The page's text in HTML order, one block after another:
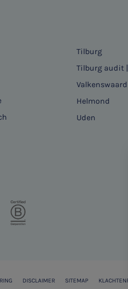
Tilburg
Tilburg audit
Valkenswaard
Helmond
Uden
DISCLAIMER SITEMAP